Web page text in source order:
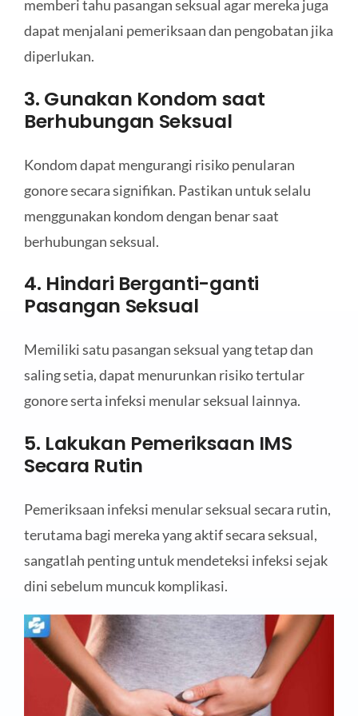
memberi tahu pasangan seksual agar mereka juga
dapat menjalani pemeriksaan dan pengobatan jika
diperlukan.
3. Gunakan Kondom saat
Berhubungan Seksual
Kondom dapat mengurangi risiko penularan
gonore secara signifikan. Pastikan untuk selalu
menggunakan kondom dengan benar saat
berhubungan seksual.
4. Hindari Berganti-ganti
Pasangan Seksual
Memiliki satu pasangan seksual yang tetap dan
saling setia, dapat menurunkan risiko tertular
gonore serta infeksi menular seksual lainnya.
5. Lakukan Pemeriksaan IMS
Secara Rutin
Pemeriksaan infeksi menular seksual secara rutin,
terutama bagi mereka yang aktif secara seksual,
sangatlah penting untuk mendeteksi infeksi sejak
dini sebelum muncuk komplikasi.